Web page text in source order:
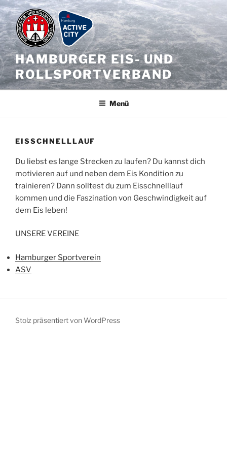
Zum
Inhalt
springen
HAMBURGER EIS- UND
ROLLSPORTVERBAND
Menü
EISSCHNELLLAUF
Du liebst es lange Strecken zu laufen? Du kannst dich
motivieren auf und neben dem Eis Kondition zu
trainieren? Dann solltest du zum Eisschnelllauf
kommen und die Faszination von Geschwindigkeit auf
dem Eis leben!
UNSERE VEREINE
Hamburger Sportverein
ASV
Stolz präsentiert von WordPress